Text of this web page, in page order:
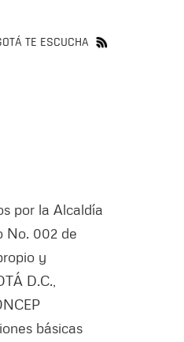
TE ESCUCHA
por la Alcaldía
No. 002 de
y
D.C.,
básicas